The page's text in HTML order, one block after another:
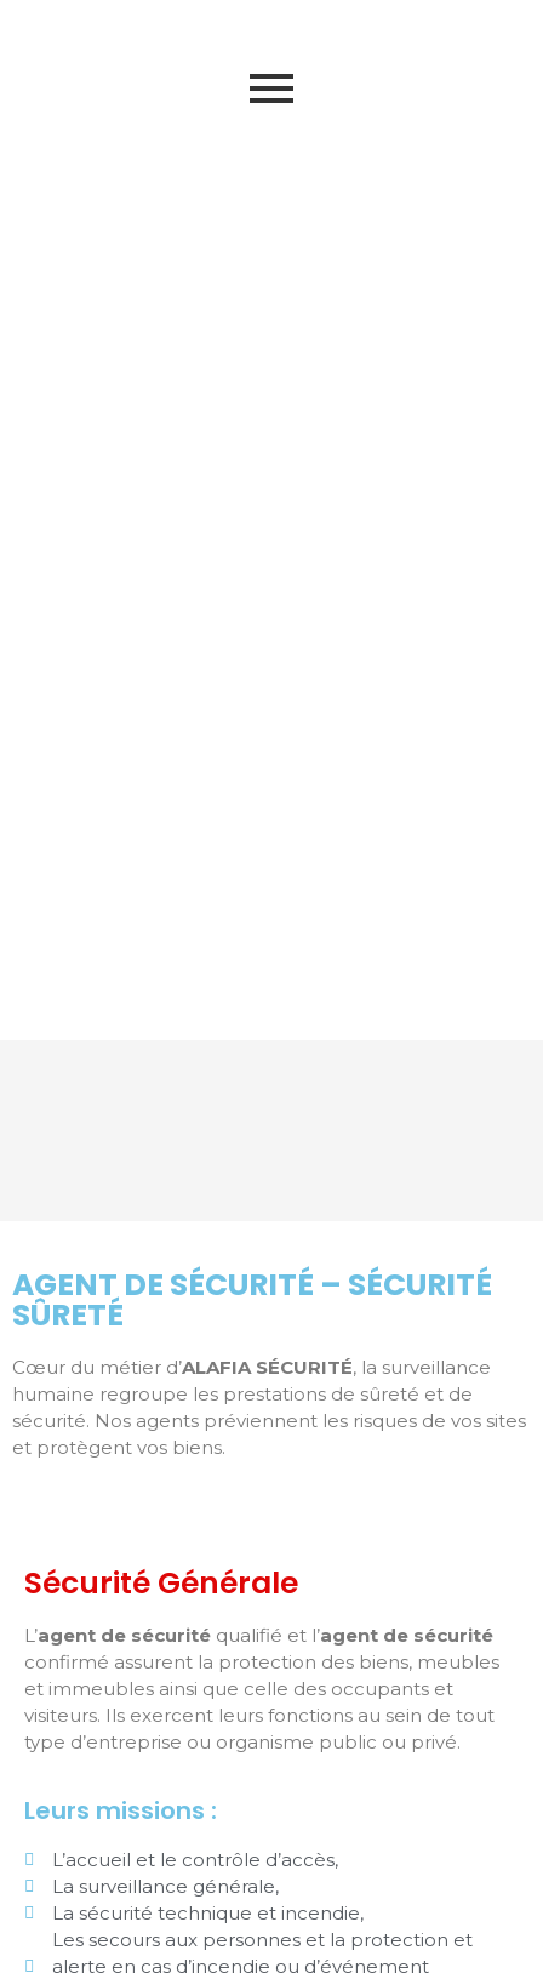
AGENT DE SÉCURITÉ – SÉCURITÉ
SÛRETÉ
Cœur du métier d’ALAFIA SÉCURITÉ, la surveillance
humaine regroupe les prestations de sûreté et de
sécurité. Nos agents préviennent les risques de vos sites
et protègent vos biens.
Sécurité Générale
L’agent de sécurité qualifié et l’agent de sécurité
confirmé assurent la protection des biens, meubles
et immeubles ainsi que celle des occupants et
visiteurs. Ils exercent leurs fonctions au sein de tout
type d’entreprise ou organisme public ou privé.
Leurs missions :
L’accueil et le contrôle d’accès,
La surveillance générale,
La sécurité technique et incendie,
Les secours aux personnes et la protection et
alerte en cas d’incendie ou d’événement